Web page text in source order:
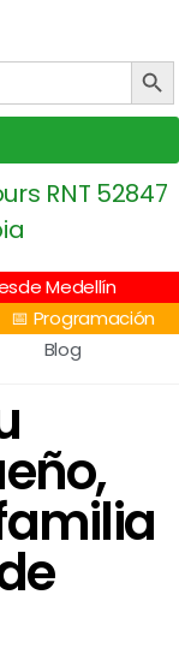
BOTÓN
Medellín
📅 Programación
Blog